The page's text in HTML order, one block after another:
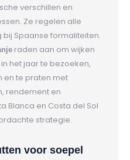
verschillen en
Ze regelen alle
Spaanse formaliteiten.
raden aan om wijken
het jaar te bezoeken,
en te praten met
rendement en
Blanca en Costa del Sol
strategie.
voor soepel